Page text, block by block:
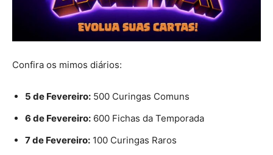
Confira os mimos diários:
5 de Fevereiro: 500 Curingas Comuns
6 de Fevereiro: 600 Fichas da Temporada
7 de Fevereiro: 100 Curingas Raros